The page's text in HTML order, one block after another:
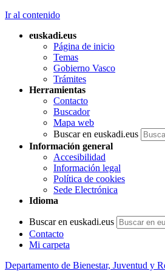
Ir al contenido
euskadi.eus
Página de inicio
Temas
Gobierno Vasco
Trámites
Herramientas
Contacto
Buscador
Mapa web
Buscar en euskadi.eus
Información general
Accesibilidad
Información legal
Política de cookies
Sede Electrónica
Idioma
Buscar en euskadi.eus
Contacto
Mi carpeta
Departamento de Bienestar, Juventud y